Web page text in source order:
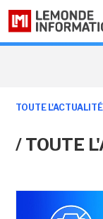
TOUTE L'ACTUALITÉ
/ TOUTE